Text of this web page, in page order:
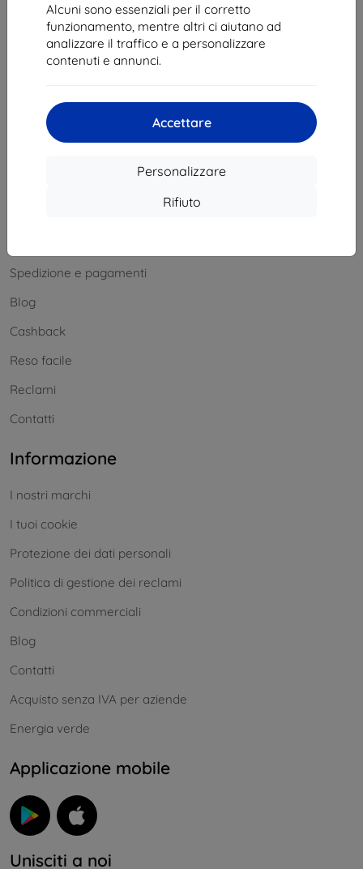
Alcuni sono essenziali per il corretto
funzionamento, mentre altri ci aiutano ad
analizzare il traffico e a personalizzare
contenuti e annunci.
Accettare
Personalizzare
Rifiuto
Contatto
info@top4mobile.eu
Da lunedì a venerdì:
Online8:00 – 16:00
Spedizione e pagamenti
Blog
Cashback
Reso facile
Reclami
Contatti
Informazione
I nostri marchi
I tuoi cookie
Protezione dei dati personali
Politica di gestione dei reclami
Condizioni commerciali
Blog
Contatti
Acquisto senza IVA per aziende
Energia verde
Applicazione mobile
Unisciti a noi